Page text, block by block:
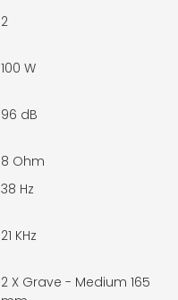
2
100 W
96 dB
8 Ohm
38 Hz
21 KHz
2 X Grave - Medium 165